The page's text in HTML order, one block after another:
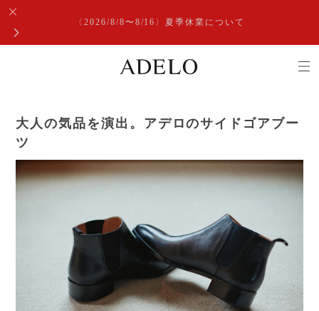
〈2026/8/8〜8/16〉夏季休業について
大人の気品を演出。アデロのサイドゴアブー
ツ